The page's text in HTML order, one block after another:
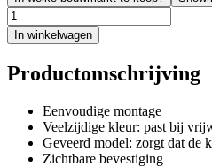
In winkelwagen
Productomschrijving
Eenvoudige montage
Veelzijdige kleur: past bij
Geveerd model: zorgt dat de
Zichtbare bevestiging